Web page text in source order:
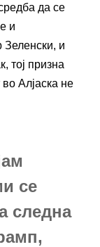
да се
и
Зеленски, и
тој призна
Алјаска не
се
следна